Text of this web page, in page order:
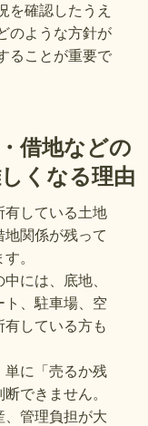
を確認したうえ
のような方針が
ることが重要で
借地などの
くなる理由
有している土地
関係が残って
。
には、底地、
、駐車場、空
有している方も
単に「売るか残
できません。
、管理負担が大